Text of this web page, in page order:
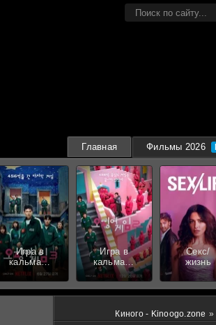
Главная Фильмы 2026
Игра в
кальмара
3 сезон
Игра в
кальмара
2 сезон
Секс/
жизнь
Киного - Kinoogo.zone »